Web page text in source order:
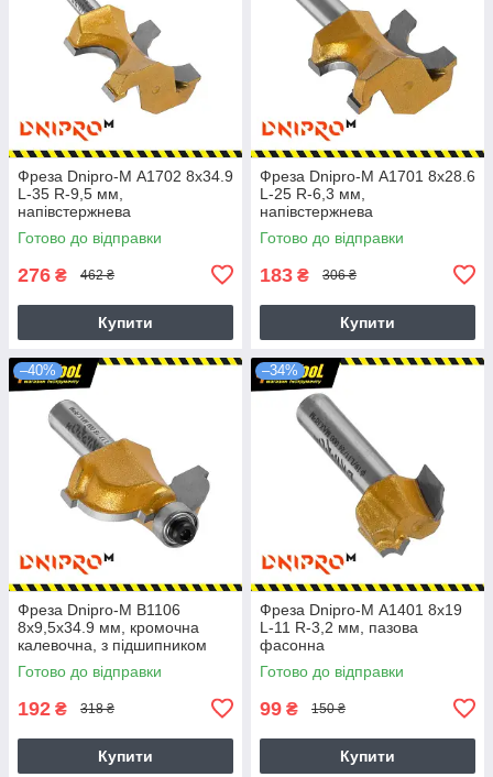
Фреза Dnipro-M А1702 8x34.9
L-35 R-9,5 мм,
напівстержнева
Готово до відправки
276 ₴ 462 ₴
Купити
Фреза Dnipro-M А1701 8x28.6
L-25 R-6,3 мм,
напівстержнева
Готово до відправки
183 ₴ 306 ₴
Купити
–40%
Фреза Dnipro-M В1106
8x9,5х34.9 мм, кромочна
калевочна, з підшипником
Готово до відправки
192 ₴ 318 ₴
Купити
–34%
Фреза Dnipro-M А1401 8x19
L-11 R-3,2 мм, пазова
фасонна
Готово до відправки
99 ₴ 150 ₴
Купити